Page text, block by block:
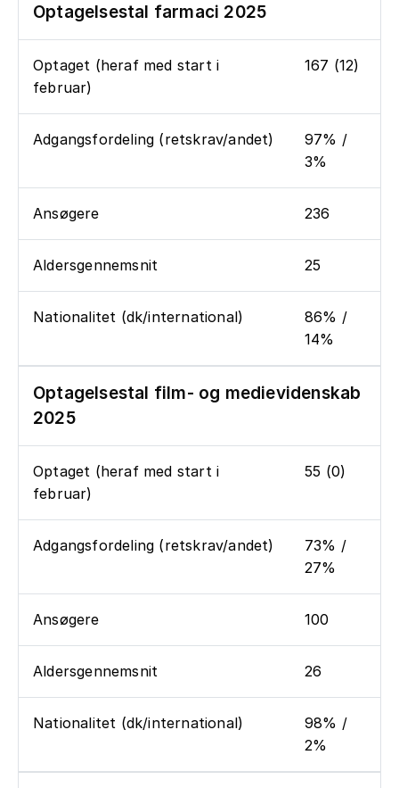
Optagelsestal farmaci 2025
Optaget (heraf med start i
februar)
167 (12)
Adgangsfordeling (retskrav/andet)
97% /
3%
Ansøgere 236
Aldersgennemsnit 25
Nationalitet (dk/international)
86% /
14%
Optagelsestal film- og medievidenskab
2025
Optaget (heraf med start i
februar)
55 (0)
Adgangsfordeling (retskrav/andet)
73% /
27%
Ansøgere 100
Aldersgennemsnit 26
Nationalitet (dk/international)
98% /
2%